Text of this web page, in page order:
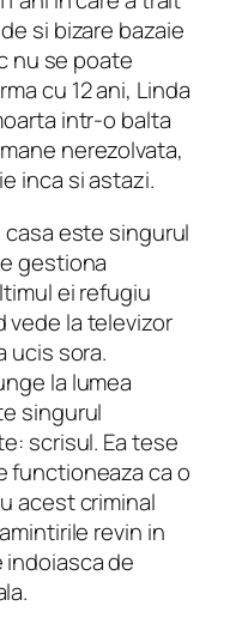
si bizare bazaie
nu se poate
cu 12 ani, Linda
intr-o balta
nerezolvata,
inca si astazi.
casa este singurul
gestiona
ei refugiu
vede la televizor
ucis sora.
la lumea
singurul
scrisul. Ea tese
functioneaza ca o
acest criminal
revin in
indoiasca de